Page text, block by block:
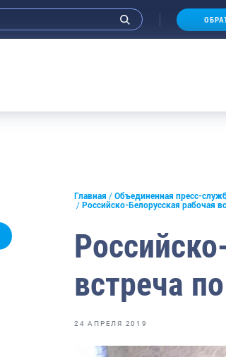
Анонсы
Отраслевые СМИ
Выставки и конференции
Рыбоохрана России
Главная Объединенная пресс-
Российско-Белорусская рабочая
встреча
24 АПРЕЛЯ 2019